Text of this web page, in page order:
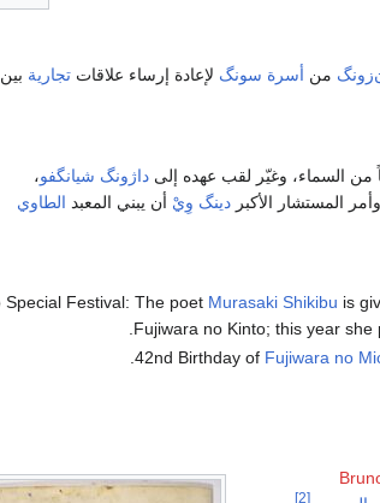
من أسرة سونگ لإعادة إرساء علاقاتتجارية بين
من السماء، وغيّر لقب عهده إلىداژونگ شيانگفو،
المستشار الأكبردينگ وِيْ أن يبني المعبد الطاوي
Murasaki Shikibu is
Fujiwara no Kinto; this year
.
42nd Birthday of Fujiwara no
[2]